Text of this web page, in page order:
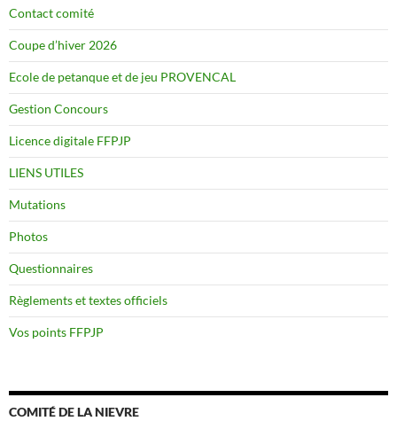
Contact comité
Coupe d’hiver 2026
Ecole de petanque et de jeu PROVENCAL
Gestion Concours
Licence digitale FFPJP
LIENS UTILES
Mutations
Photos
Questionnaires
Règlements et textes officiels
Vos points FFPJP
COMITÉ DE LA NIEVRE